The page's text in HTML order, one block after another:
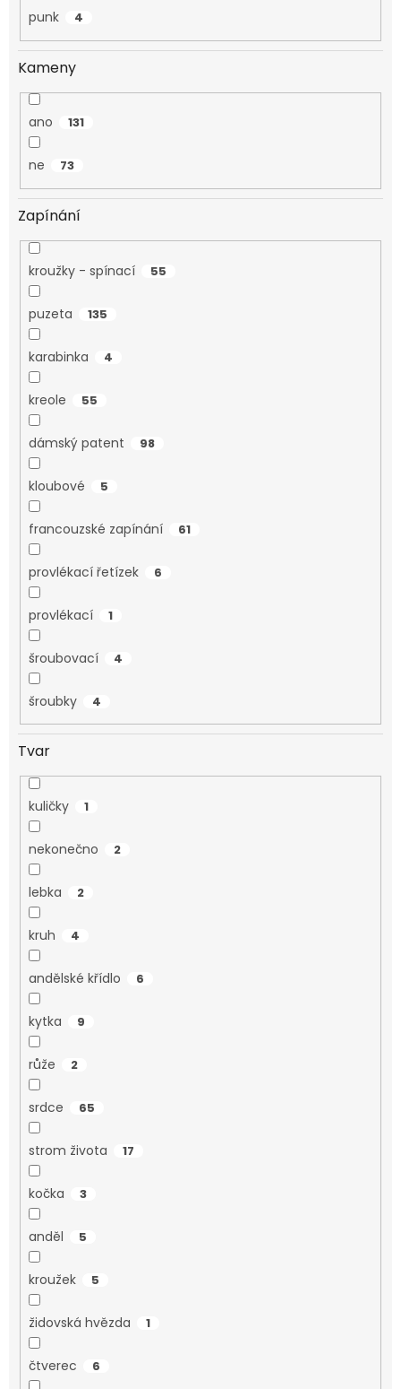
punk 4
Kameny
ano 131
ne 73
Zapínání
kroužky - spínací 55
puzeta 135
karabinka 4
kreole 55
dámský patent 98
kloubové 5
francouzské zapínání 61
provlékací řetízek 6
provlékací 1
šroubovací 4
šroubky 4
Tvar
kuličky 1
nekonečno 2
lebka 2
kruh 4
andělské křídlo 6
kytka 9
růže 2
srdce 65
strom života 17
kočka 3
anděl 5
kroužek 5
židovská hvězda 1
čtverec 6